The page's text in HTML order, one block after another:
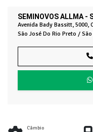
SEMINOVOS ALLMA -
Avenida Bady Bassitt, 5000,
São José Do Rio Preto / São
Câmbio